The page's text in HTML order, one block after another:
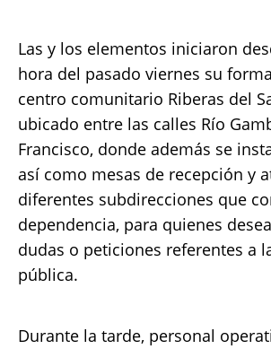
Las y los elementos iniciaron
hora del pasado viernes su
centro comunitario Riberas del
ubicado entre las calles Río
Francisco, donde además se
así como mesas de recepción y
diferentes subdirecciones que
dependencia, para quienes
dudas o peticiones referentes a
pública.
Durante la tarde, personal